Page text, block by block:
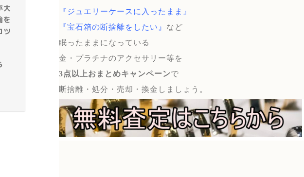
大
を
ツ
『ジュエリーケースに入ったまま』
『宝石箱の断捨離をしたい』 など
眠ったままになっている
金・プラチナのアクセサリー等を
3点以上おまとめキャンペーンで
断捨離・処分・売却・換金しましょう。